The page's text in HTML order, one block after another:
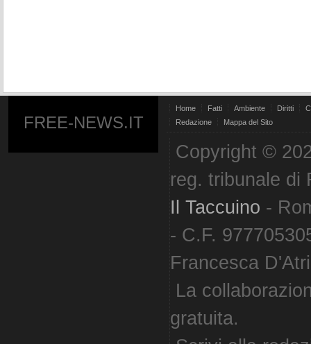
FREE-NEWS.IT
Home Fatti Ambiente Diritti
Redazione
Mappa del Sito
Copyright ©
reg. tribunale di
Il Taccuino -
- C.F.
Francesca
La
gratuita.